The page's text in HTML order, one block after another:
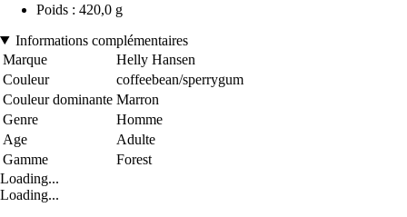
Poids : 420,0 g
Informations complémentaires
Marque
Helly Hansen
Couleur
coffeebean/sperrygum
Couleur dominante Marron
Genre
Homme
Age
Adulte
Gamme
Forest
Loading...
Loading...